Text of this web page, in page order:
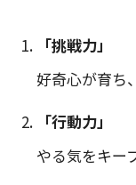
「挑戦力」
好奇心が育ち
「行動力」
やる気をキー